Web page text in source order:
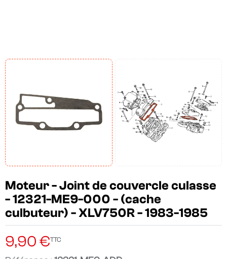
Moteur - Joint de couvercle culasse
- 12321-ME9-000 - (cache
culbuteur) - XLV750R - 1983-1985
9,90 €TTC